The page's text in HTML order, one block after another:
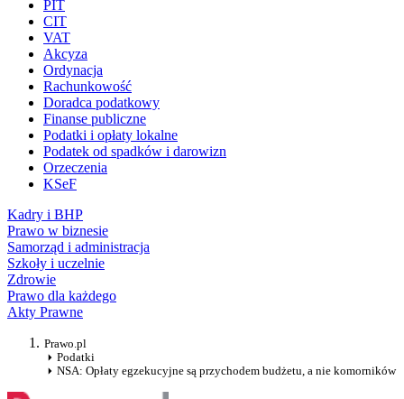
PIT
CIT
VAT
Akcyza
Ordynacja
Rachunkowość
Doradca podatkowy
Finanse publiczne
Podatki i opłaty lokalne
Podatek od spadków i darowizn
Orzeczenia
KSeF
Kadry i BHP
Prawo w biznesie
Samorząd i administracja
Szkoły i uczelnie
Zdrowie
Prawo dla każdego
Akty Prawne
Prawo.pl
Podatki
NSA: Opłaty egzekucyjne są przychodem budżetu, a nie komorników